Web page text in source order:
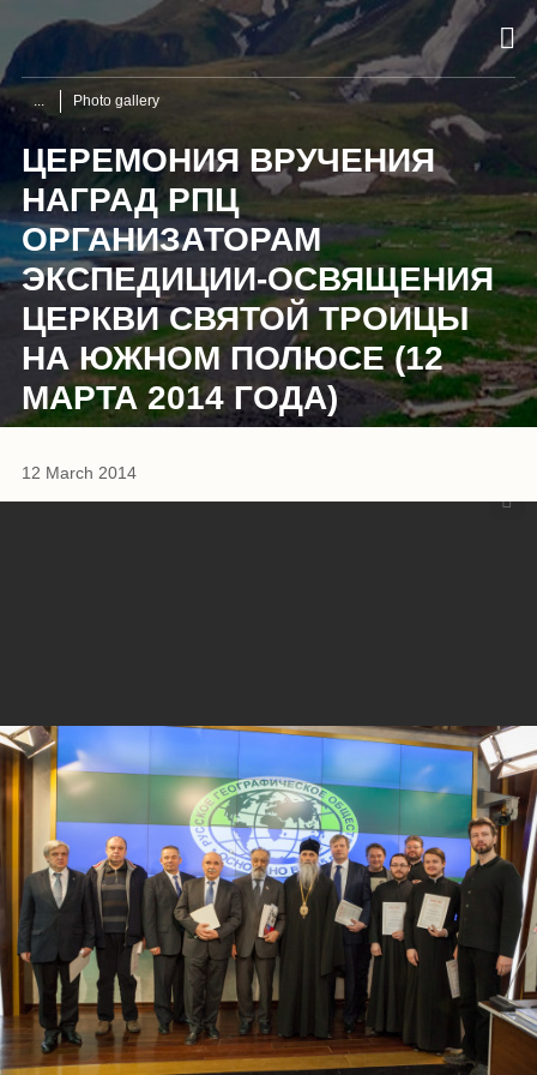
Photo gallery
ЦЕРЕМОНИЯ ВРУЧЕНИЯ
НАГРАД РПЦ
ОРГАНИЗАТОРАМ
ЭКСПЕДИЦИИ-ОСВЯЩЕНИЯ
ЦЕРКВИ СВЯТОЙ ТРОИЦЫ
НА ЮЖНОМ ПОЛЮСЕ (12
МАРТА 2014 ГОДА)
12 March 2014